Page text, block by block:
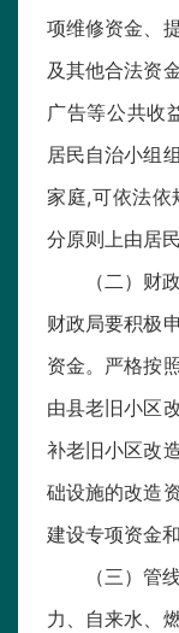
项维修资金、
及其他合法资
广告等公共收
居民自治小组
家庭,可依法依
分原则上由居
（二）财
财政局要积极
资金。严格按
由县老旧小区
补老旧小区改
础设施的改造
建设专项资金
（三）管
力、自来水、